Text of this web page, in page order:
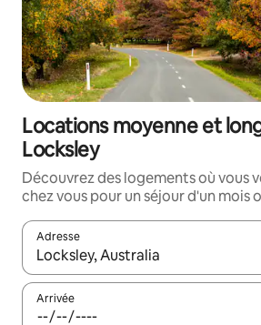
Locations moyenne et
Locksley
Découvrez des logements où vous
chez vous pour un séjour d'un mois
Adresse
Lorsque les résultats s'affichent,
Arrivée